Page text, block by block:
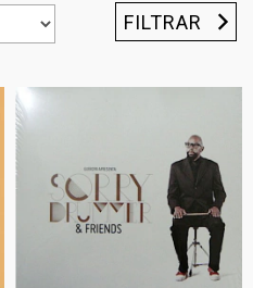
FILTRAR